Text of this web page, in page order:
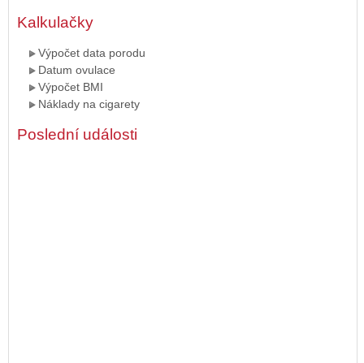
Kalkulačky
Výpočet data porodu
Datum ovulace
Výpočet BMI
Náklady na cigarety
Poslední události